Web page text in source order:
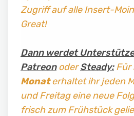
Zugriff auf alle Insert-
Great!
Dann werdet
PatreonoderSteady:Für
Monaterhaltet ihr jeden
und Freitag eine neue
frisch zum Frühstück